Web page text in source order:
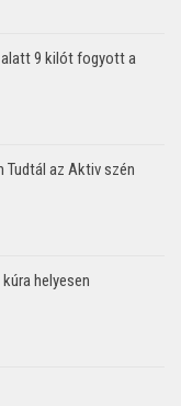
alatt 9 kilót fogyott a
Tudtál az Aktiv szén
helyesen